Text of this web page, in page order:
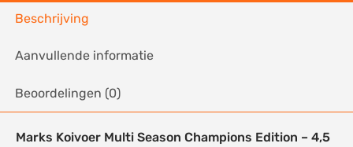
Beschrijving
Aanvullende informatie
Beoordelingen (0)
Marks Koivoer Multi Season Champions Edition – 4,5